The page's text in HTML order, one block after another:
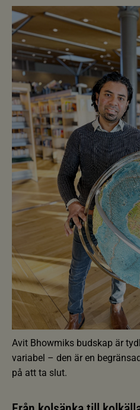
Avit Bhowmiks budskap är
variabel – den är en
på att ta slut.